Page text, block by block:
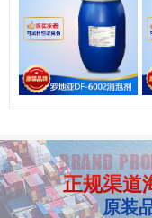
BRAND
正规渠道
原装